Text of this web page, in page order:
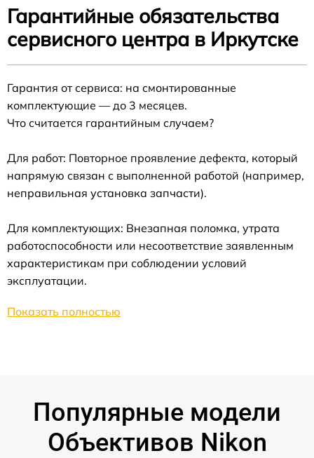
Гарантийные обязательства
сервисного центра в Иркутске
Гарантия от сервиса: на смонтированные
комплектующие — до 3 месяцев.
Что считается гарантийным случаем?
Для работ: Повторное проявление дефекта, который
напрямую связан с выполненной работой (например,
неправильная установка запчасти).
Для комплектующих: Внезапная поломка, утрата
работоспособности или несоответствие заявленным
характеристикам при соблюдении условий
эксплуатации.
Показать полностью
Популярные модели
Объективов Nikon